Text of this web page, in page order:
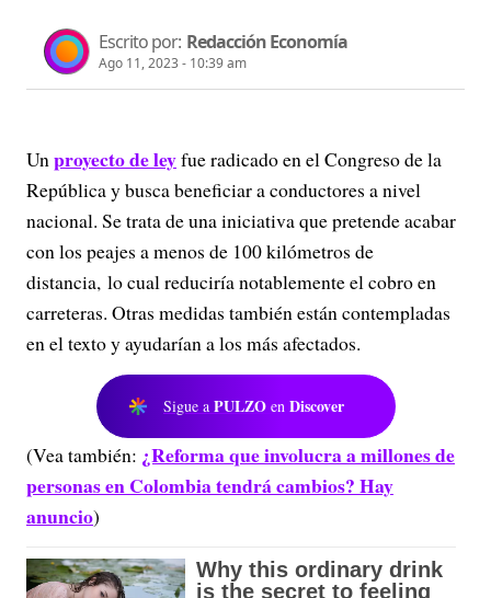
Escrito por: Redacción Economía
Ago 11, 2023 - 10:39 am
Unproyecto de leyfue radicado en el Congreso de la
República y busca beneficiar a conductores a nivel
nacional. Se trata de una iniciativa que pretende acabar
con los peajes a menos de 100 kilómetros de
distancia, lo cual reduciría notablemente el cobro en
carreteras. Otras medidas también están contempladas
en el texto y ayudarían a los más afectados.
Sigue a PULZO en Discover
(Vea también: ¿Reforma que involucra a millones de
personas en Colombia tendrá cambios? Hay
anuncio)